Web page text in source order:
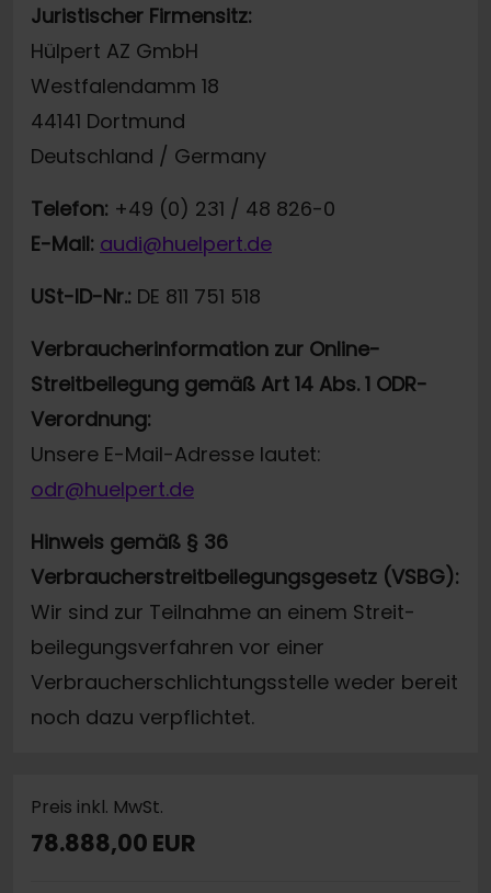
Juristischer Firmensitz:
Hülpert AZ GmbH
Westfalendamm 18
44141 Dortmund
Deutschland / Germany
Telefon: +49 (0) 231 / 48 826-0
E-Mail: audi@huelpert.de
USt-ID-Nr.: DE 811 751 518
Verbraucherinformation zur Online-
Streitbeilegung gemäß Art 14 Abs. 1 ODR-
Verordnung:
Unsere E-Mail-Adresse lautet:
odr@huelpert.de
Hinweis gemäß § 36
Verbraucherstreitbeilegungsgesetz (VSBG):
Wir sind zur Teilnahme an einem Streit-
beilegungsverfahren vor einer
Verbraucherschlichtungsstelle weder bereit
noch dazu verpflichtet.
Preis inkl. MwSt.
78.888,00 EUR